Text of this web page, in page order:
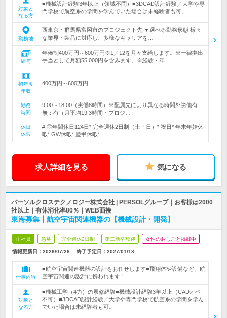
対象と
なる方
■機械設計経験3年以上（領域不問）■3DCAD設計経験／大学や専
門学校で航空系の学問を学んでいた場合は未経験者も可。
勤務地
西東京・群馬県富岡市のプロジェクト先 ▼選べる勤務形態 様々
な業界・製品に対応し、多様なキャリアを…
給与
年俸制400万円～600万円※1／12を月々支給します。※一律拠出
手当として月額55,000円を含みます。※経験・年…
初年度
年収
400万円～600万円
勤務
時間
9:00～18:00（実働8時間）※配属先により異なる時間外労働有
無：有（月平均19.3時間・プロジ…
休日
休暇
# ◎年間休日124日* 完全週休2日制（土・日）* 祝日* 年末年始休
暇* GW休暇* 慶弔休暇*…
求人詳細を見る 気になる
パーソルクロステクノロジー株式会社 | PERSOLグループ｜お客様は2000
社以上｜有休消化率80％｜WEB面接
東海募集┃航空宇宙関連機器の【機械設計・開発】
正社員 急募 完全週休2日制 第二新卒歓迎 女性のおしごと掲載中
情報更新日：2026/07/28 終了予定日： 2027/01/18
仕事内容
■航空宇宙関連機器の設計をお任せします■飛翔体や設備など、航
空宇宙関連の設計に携われます！
対象と
なる方
■機械工学（4力）の履修経験■機械設計経験3年以上（CADオペ
不可）■3DCAD設計経験／大学や専門学校で航空系の学問を学ん
でいた場合は未経験者も可。